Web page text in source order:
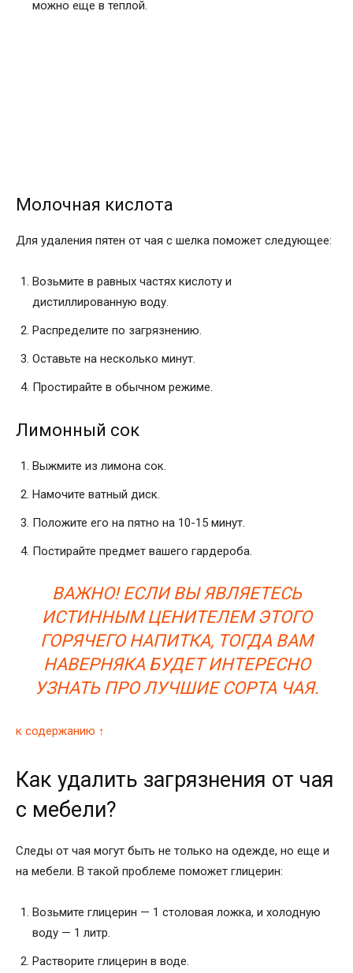
можно еще в теплой.
Молочная кислота
Для удаления пятен от чая с шелка поможет следующее:
Возьмите в равных частях кислоту и
дистиллированную воду.
Распределите по загрязнению.
Оставьте на несколько минут.
Простирайте в обычном режиме.
Лимонный сок
Выжмите из лимона сок.
Намочите ватный диск.
Положите его на пятно на 10-15 минут.
Постирайте предмет вашего гардероба.
ВАЖНО! ЕСЛИ ВЫ ЯВЛЯЕТЕСЬ
ИСТИННЫМ ЦЕНИТЕЛЕМ ЭТОГО
ГОРЯЧЕГО НАПИТКА, ТОГДА ВАМ
НАВЕРНЯКА БУДЕТ ИНТЕРЕСНО
УЗНАТЬ ПРО ЛУЧШИЕ СОРТА ЧАЯ.
к содержанию ↑
Как удалить загрязнения от чая
с мебели?
Следы от чая могут быть не только на одежде, но еще и
на мебели. В такой проблеме поможет глицерин:
Возьмите глицерин — 1 столовая ложка, и холодную
воду — 1 литр.
Растворите глицерин в воде.